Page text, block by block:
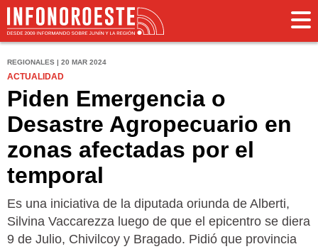
REGIONALES | 20 MAR 2024
ACTUALIDAD
Piden Emergencia o
Desastre Agropecuario en
zonas afectadas por el
temporal
Es una iniciativa de la diputada oriunda de Alberti,
Silvina Vaccarezza luego de que el epicentro se diera
9 de Julio, Chivilcoy y Bragado. Pidió que provincia